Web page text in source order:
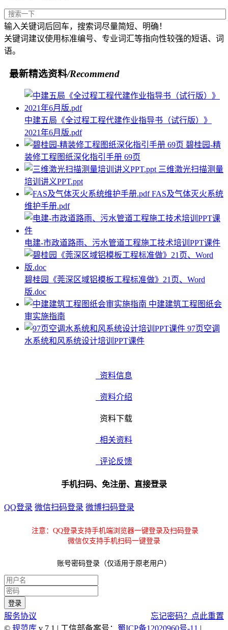
输入关键词后回车，搜索词尽量简短、明确！
关键词建议使用标准编号、专业词汇等指向性较强的短语、词
语。
最新精选资料/Recommend
中建五局《全过程工程代建作业指导书（试行版）》
2021年6月版.pdf
碧桂园-精
装修工程图纸深化指引手册 69页
三维激光扫描测量
培训讲义PPT.ppt
FAS及气体灭火系统
维护手册.pdf
电建-市政道路雨、污水管道工程施工技术培训PPT课件
碧桂园《莞深区域铝模板工程标准做》21页、Word
版.doc
中建建筑工程图纸会
审实施指南
97页空调
水系统和风系统设计培训PPT课件
资料信息
资料介绍
资料下载
相关资料
评论反馈
手机扫码、免注册、直接登录
QQ登录 微信扫码登录 微博扫码登录
注意：QQ登录支持手机端浏览器一键登录及扫码登录
微信仅支持手机扫码一键登录
账号密码登录（仅适用于原老用户）
服务协议
忘记密码？点此重置